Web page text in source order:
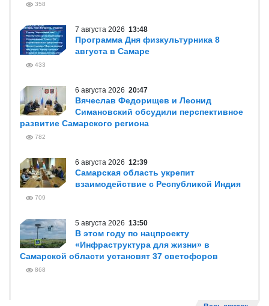
358
7 августа 2026 13:48
Программа Дня физкультурника 8
августа в Самаре
433
6 августа 2026 20:47
Вячеслав Федорищев и Леонид
Симановский обсудили перспективное
развитие Самарского региона
782
6 августа 2026 12:39
Самарская область укрепит
взаимодействие с Республикой Индия
709
5 августа 2026 13:50
В этом году по нацпроекту
«Инфраструктура для жизни» в
Самарской области установят 37 светофоров
868